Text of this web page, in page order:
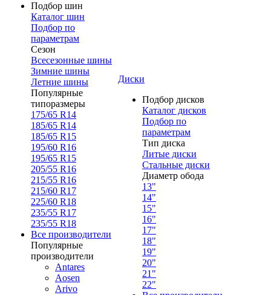
Подбор шин
Каталог шин
Подбор по
параметрам
Сезон
Всесезонные шины
Зимние шины
Летние шины
Популярные
типоразмеры
175/65 R14
185/65 R14
185/65 R15
195/60 R16
195/65 R15
205/55 R16
215/55 R16
215/60 R17
225/60 R18
235/55 R17
235/55 R18
Все производители
Популярные
производители
Antares
Aosen
Arivo
Диски
Подбор дисков
Каталог дисков
Подбор по
параметрам
Тип диска
Литые диски
Стальные диски
Диаметр обода
13"
14"
15"
16"
17"
18"
19"
20"
21"
22"